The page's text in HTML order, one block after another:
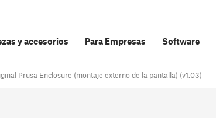
y accesorios Para Empresas Software
Prusa Enclosure (montaje externo de la pantalla) (v1.03)